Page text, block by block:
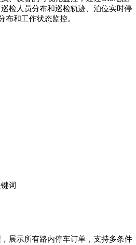
检人员分布和巡检轨迹、泊位实时停
布和工作状态监控。
展示所有路内停车订单，支持多条件